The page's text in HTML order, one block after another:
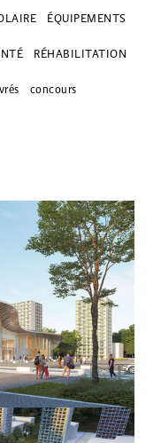
ÉQUIPEMENTS
RÉHABILITATION
concours